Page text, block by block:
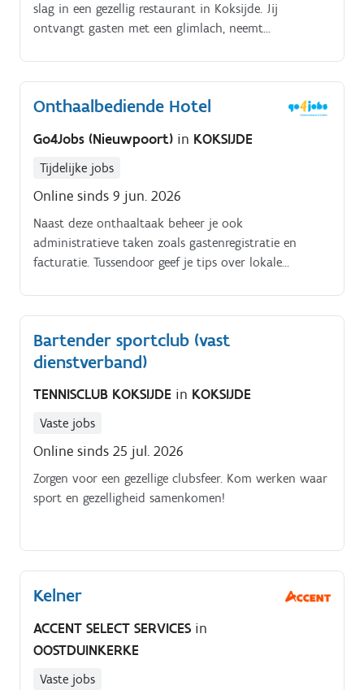
slag in een gezellig restaurant in Koksijde. Jij
ontvangt gasten met een glimlach, neemt
Onthaalbediende Hotel
Go4Jobs (Nieuwpoort) in KOKSIJDE
Tijdelijke jobs
Online sinds 9 jun. 2026
Naast deze onthaaltaak beheer je ook
administratieve taken zoals gastenregistratie en
facturatie. Tussendoor geef je tips over lokale
Bartender sportclub (vast
dienstverband)
TENNISCLUB KOKSIJDE in KOKSIJDE
Vaste jobs
Online sinds 25 jul. 2026
Zorgen voor een gezellige clubsfeer. Kom werken waar
sport en gezelligheid samenkomen!
Kelner
ACCENT SELECT SERVICES in
OOSTDUINKERKE
Vaste jobs